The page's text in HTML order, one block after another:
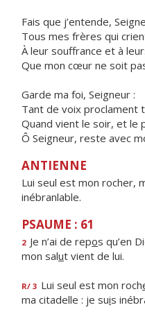
Fais que j’entende,
Tous mes frères qui
À leur souffrance et à
Que mon cœur ne soit
Garde ma foi, Seigneur :
Tant de voix proclament
Quand vient le soir, et le
Ô Seigneur, reste avec
ANTIENNE
Lui seul est mon rocher,
inébranlable.
PSAUME : 61
2 Je n’ai de repos qu’en
mon salut vient de lui.
R/ 3 Lui seul est mon roch
ma citadelle : je suis